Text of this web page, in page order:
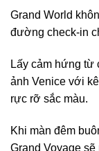
Grand World
đường check-in
Lấy cảm hứng từ
ảnh Venice với
rực rỡ sắc màu.
Khi màn đêm
Grand Voyage